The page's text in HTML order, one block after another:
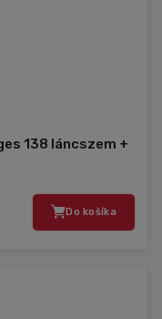
138 láncszem +
Do košíka